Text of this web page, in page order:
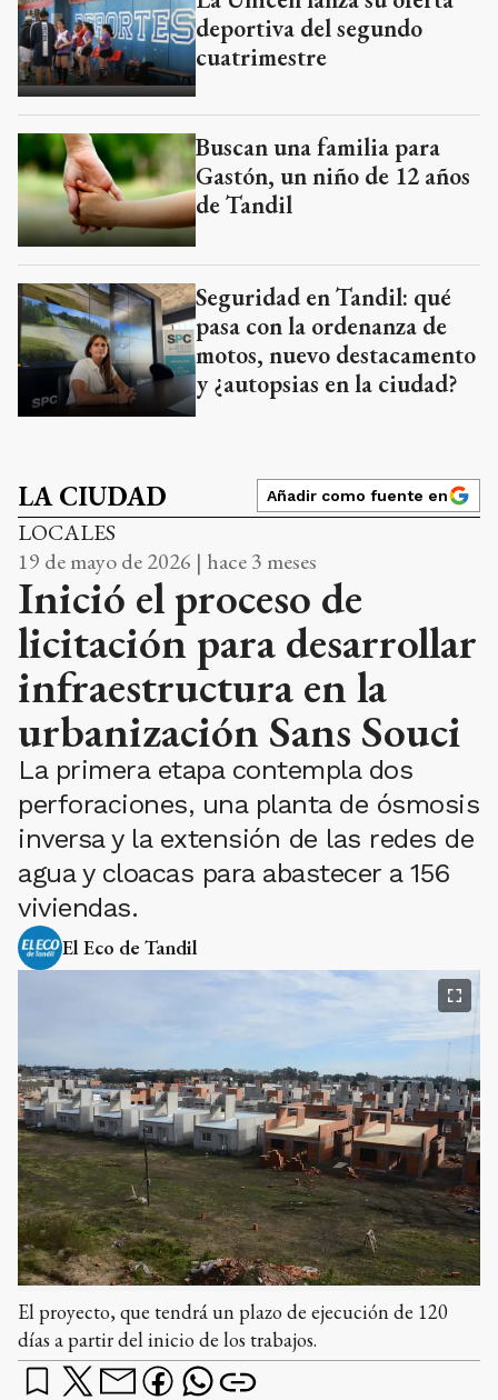
deportiva del segundo
cuatrimestre
Buscan una familia para
Gastón, un niño de 12 años
de Tandil
Seguridad en Tandil: qué
pasa con la ordenanza de
motos, nuevo destacamento
y ¿autopsias en la ciudad?
LA CIUDAD Añadir como fuente en
LOCALES
19 de mayo de 2026 | hace 3 meses
Inició el proceso de
licitación para desarrollar
infraestructura en la
urbanización Sans Souci
La primera etapa contempla dos
perforaciones, una planta de ósmosis
inversa y la extensión de las redes de
agua y cloacas para abastecer a 156
viviendas.
El Eco de Tandil
El proyecto, que tendrá un plazo de ejecución de 120
días a partir del inicio de los trabajos.